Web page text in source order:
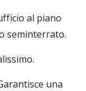
al piano
seminterrato.
una